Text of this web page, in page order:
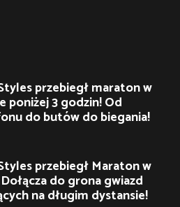
przebiegł maraton w
poniżej 3 godzin! Od
do butów do biegania!
przebiegł Maraton w
do grona gwiazd
na długim dystansie!